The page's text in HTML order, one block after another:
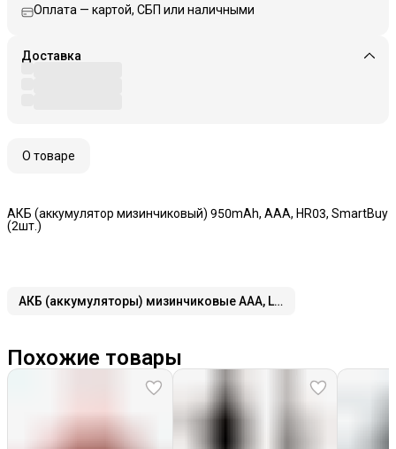
Оплата — картой, СБП или наличными
Доставка
О товаре
АКБ (аккумулятор мизинчиковый) 950mAh, AAA, HR03, SmartBuy
(2шт.)
АКБ (аккумуляторы) мизинчиковые AAA, LR03
Похожие товары